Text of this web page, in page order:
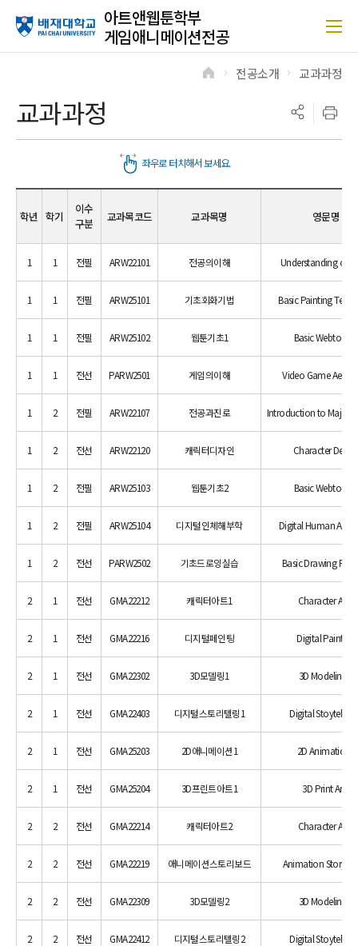
아트앤웹툰학부
게임애니메이션전공
교과과정
전공소개 교과과정
학년 학기
이수
구분
교과목코드 교과목명 영문명
1 1 전필 ARW22101 전공의이해 Understanding of
1 1 전필 ARW25101 기초회화기법 Basic Painting
1 1 전필 ARW25102 웹툰기초1 Basic Webtoon 1
1 1 전선 PARW2501 게임의이해 Video Game
1 2 전필 ARW22107 전공과진로 Introduction to Major
1 2 전선 ARW22120 캐릭터디자인 Character
1 2 전필 ARW25103 웹툰기초2 Basic Webtoon 2
1 2 전필 ARW25104 디지털인체해부학 Digital Human
1 2 전선 PARW2502 기초드로잉실습 Basic Drawing
2 1 전선 GMA22212 캐릭터아트1 Character Art 1
2 1 전선 GMA22216 디지털페인팅 Digital Painting
2 1 전선 GMA22302 3D모델링1 3D Modeling 1
2 1 전선 GMA22403 디지털스토리텔링1 Digital Stoytelling
2 1 전선 GMA25203 2D애니메이션1 2D Animation1
2 1 전선 GMA25204 3D프린트아트1 3D Print Art1
2 2 전선 GMA22214 캐릭터아트2 Character Art 2
2 2 전선 GMA22219 애니메이션스토리보드 Animation
2 2 전선 GMA22309 3D모델링2 3D Modeling 2
2 2 전선 GMA22412 디지털스토리텔링2 Digital Stoytelling